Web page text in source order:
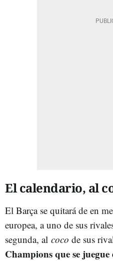
El calendario, al
El Barça se quitará de en
europea, a uno de sus
segunda, al coco de sus
Champions que se